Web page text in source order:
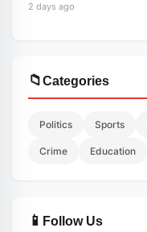
2 days ago
📁Categories
Politics Sports
Crime Education
📱 Follow Us